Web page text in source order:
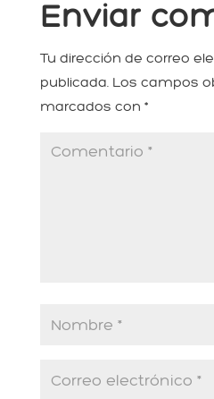
Enviar
Tu dirección de correo
publicada. Los campos
marcados con *